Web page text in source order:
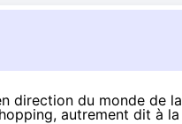
direction du monde de
autrement dit à